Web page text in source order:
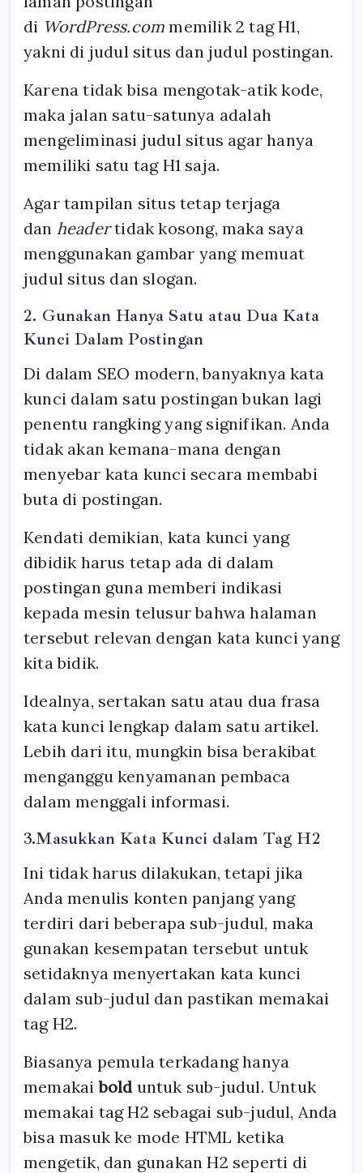
di WordPress.com memilik 2 tag H1,
yakni di judul situs dan judul postingan.
Karena tidak bisa mengotak-atik kode,
maka jalan satu-satunya adalah
mengeliminasi judul situs agar hanya
memiliki satu tag H1 saja.
Agar tampilan situs tetap terjaga
dan headertidak kosong, maka saya
menggunakan gambar yang memuat
judul situs dan slogan.
2. Gunakan Hanya Satu atau Dua Kata
Kunci Dalam Postingan
Di dalam SEO modern, banyaknya kata
kunci dalam satu postingan bukan lagi
penentu rangking yang signifikan. Anda
tidak akan kemana-mana dengan
menyebar kata kunci secara membabi
buta di postingan.
Kendati demikian, kata kunci yang
dibidik harus tetap ada di dalam
postingan guna memberi indikasi
kepada mesin telusur bahwa halaman
tersebut relevan dengan kata kunci yang
kita bidik.
Idealnya, sertakan satu atau dua frasa
kata kunci lengkap dalam satu artikel.
Lebih dari itu, mungkin bisa berakibat
menganggu kenyamanan pembaca
dalam menggali informasi.
3.Masukkan Kata Kunci dalam Tag H2
Ini tidak harus dilakukan, tetapi jika
Anda menulis konten panjang yang
terdiri dari beberapa sub-judul, maka
gunakan kesempatan tersebut untuk
setidaknya menyertakan kata kunci
dalam sub-judul dan pastikan memakai
tag H2.
Biasanya pemula terkadang hanya
memakaibolduntuk sub-judul. Untuk
memakai tag H2 sebagai sub-judul, Anda
bisa masuk ke mode HTML ketika
mengetik, dan gunakan H2 seperti di